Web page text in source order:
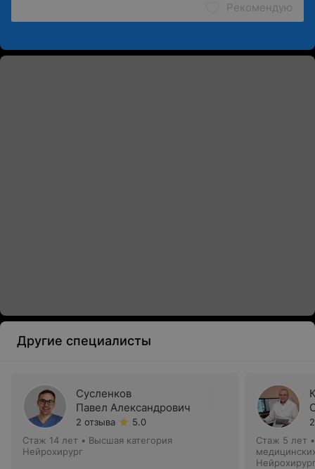
Рекомендую
Другие специалисты
Сусленков
Павел Александрович
2 отзыва
5.0
Стаж 14 лет • Высшая категория
Нейрохирург
Стаж 5 лет